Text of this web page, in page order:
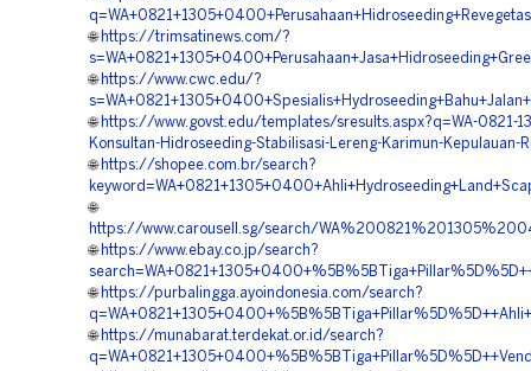
🌐 https://trimsatinews.com/?
🌐 https://www.cwc.edu/?
🌐 https://www.govst.edu/templates/sresults.aspx?q=WA-0821-
Konsultan-Hidroseeding-Stabilisasi-Lereng-Karimun-Kepulauan-
🌐 https://shopee.com.br/search?
🌐
https://www.carousell.sg/search/
🌐 https://www.ebay.co.jp/search?
🌐 https://purbalingga.ayoindonesia.com/search?
🌐 https://munabarat.terdekat.or.id/search?